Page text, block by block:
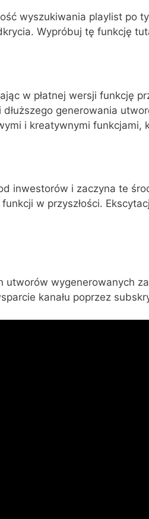
wyszukiwania playlist po
Wypróbuj tę funkcję
w płatnej wersji funkcję
generowania
i kreatywnymi funkcjami,
inwestorów i zaczyna te
w przyszłości.
utworów wygenerowanych
kanału poprzez